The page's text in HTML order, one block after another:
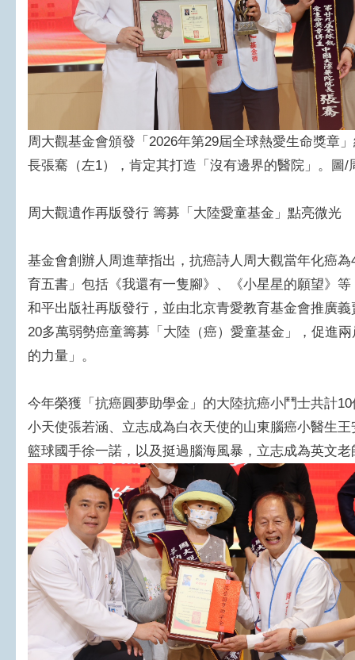
周大觀基金會頒發「2026年第29屆全球熱愛生命獎章
長張騫（左1），肯定其打造「沒有邊界的醫院」。圖/
周大觀遺作再版發行 籌募「大陸愛童基金」點亮微光
基金會創辦人周進華指出，抗癌詩人周大觀當年化癌
育五書」包括《我還有一隻腳》、《小星星的願望》
和平出版社再版發行，並由北京青愛教育基金會推廣
20多萬弱勢癌童籌募「大陸（癌）愛童基金」，促進
的力量」。
今年榮獲「抗癌圓夢助學金」的大陸抗癌小鬥士共計
小天使張若涵、立志成為白衣天使的山東腦癌小醫生
籃球國手徐一諾，以及挺過腦海風暴，立志成為英文